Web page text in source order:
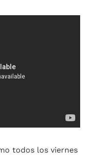
todos los viernes